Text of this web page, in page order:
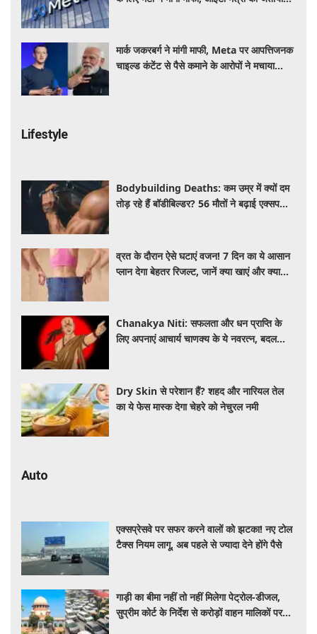
मार्क जकरबर्ग ने मांगी माफी, Meta पर आपत्तिजनक
चाइल्ड कंटेंट से पैसे कमाने के आरोपों ने मचाया
Lifestyle
Bodybuilding Deaths: कम उम्र में क्यों दम
तोड़ रहे हैं बॉडीबिल्डर? 56 मौतों ने बढ़ाई एक्सपर्ट्स
व्रत के दौरान ऐसे घटाएं वजन! 7 दिन का ये आसान
प्लान देगा बेहतर रिजल्ट, जानें क्या खाएं और क्या
Chanakya Niti: सफलता और धन प्राप्ति के
लिए अपनाएं आचार्य चाणक्य के ये नवरत्न, बदल
Dry Skin से परेशान हैं? शहद और नारियल तेल
का ये फेस मास्क देगा चेहरे को नेचुरल नमी
Auto
एक्सप्रेसवे पर सफर करने वालों को झटका! नए टोल
टैक्स नियम लागू, अब पहले से ज्यादा देने होंगे पैसे
गाड़ी का बीमा नहीं तो नहीं मिलेगा पेट्रोल-डीजल,
सुप्रीम कोर्ट के निर्देश से करोड़ों वाहन मालिकों पर